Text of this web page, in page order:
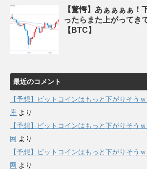
【驚愕】あぁぁぁぁ！
ったらまた上がってき
【BTC】
最近のコメント
【予想】ビットコインはもっと下がりそう
库 より
【予想】ビットコインはもっと下がりそう
网 より
【予想】ビットコインはもっと下がりそう
网 より